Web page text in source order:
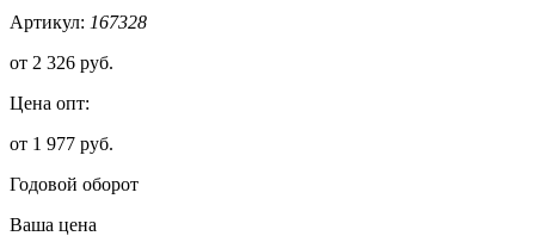
Артикул: 167328
от 2 326 руб.
Цена опт:
от 1 977 руб.
Годовой оборот
Ваша цена